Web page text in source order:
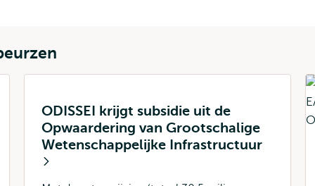
ODISSEI krijgt subsidie uit de
Opwaardering van Grootschalige
Wetenschappelijke Infrastructuur